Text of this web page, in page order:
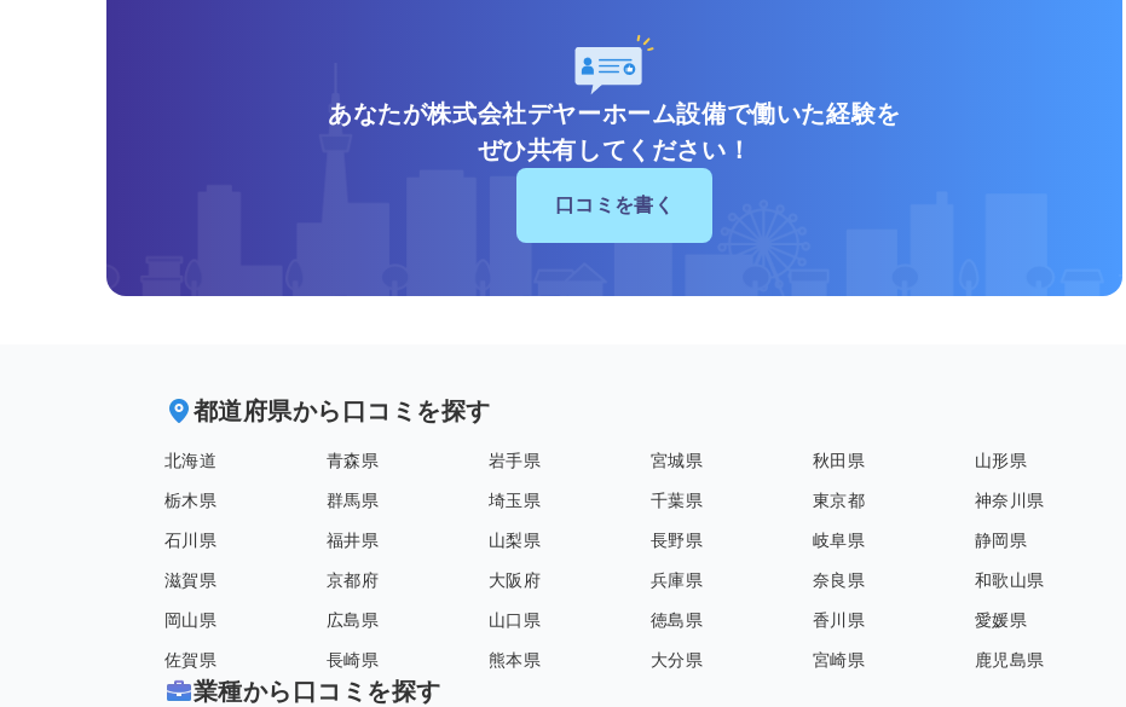
あなたが株式会社デヤーホーム設備で働いた経験を
ぜひ共有してください！
口コミを書く
都道府県から口コミを探す
北海道 青森県 岩手県 宮城県 秋田県 山形県
栃木県 群馬県 埼玉県 千葉県 東京都 神奈川県
石川県 福井県 山梨県 長野県 岐阜県 静岡県
滋賀県 京都府 大阪府 兵庫県 奈良県 和歌山県
岡山県 広島県 山口県 徳島県 香川県 愛媛県
佐賀県 長崎県 熊本県 大分県 宮崎県 鹿児島県
業種から口コミを探す